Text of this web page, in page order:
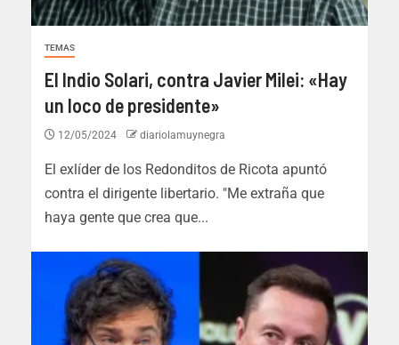
TEMAS
El Indio Solari, contra Javier Milei: «Hay
un loco de presidente»
12/05/2024 diariolamuynegra
El exlíder de los Redonditos de Ricota apuntó
contra el dirigente libertario. "Me extraña que
haya gente que crea que...